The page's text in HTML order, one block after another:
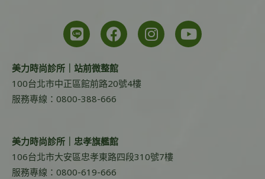
美力時尚診所｜站前微整館
100台北市中正區館前路20號4樓
服務專線：0800-388-666
美力時尚診所｜忠孝旗艦館
106台北市大安區忠孝東路四段310號7樓
服務專線：0800-619-666